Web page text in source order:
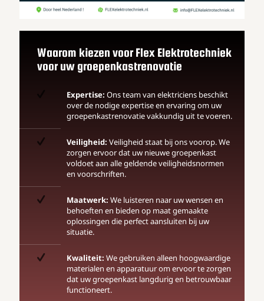
Waarom kiezen voor Flex Elektrotechniek
voor uw groepenkastrenovatie
Expertise: Ons team van elektriciens beschikt
over de nodige expertise en ervaring om uw
groepenkastrenovatie vakkundig uit te voeren.
Veiligheid: Veiligheid staat bij ons voorop. We
zorgen ervoor dat uw nieuwe groepenkast
voldoet aan alle geldende veiligheidsnormen
en voorschriften.
Maatwerk: We luisteren naar uw wensen en
behoeften en bieden op maat gemaakte
oplossingen die perfect aansluiten bij uw
situatie.
Kwaliteit: We gebruiken alleen hoogwaardige
materialen en apparatuur om ervoor te zorgen
dat uw groepenkast langdurig en betrouwbaar
functioneert.